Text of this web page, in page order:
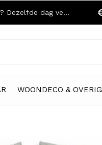
WOONDECO & OVERIG
dag verzonden!